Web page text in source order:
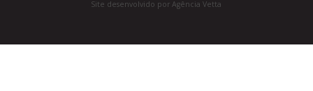
Site desenvolvido por Agência Vetta